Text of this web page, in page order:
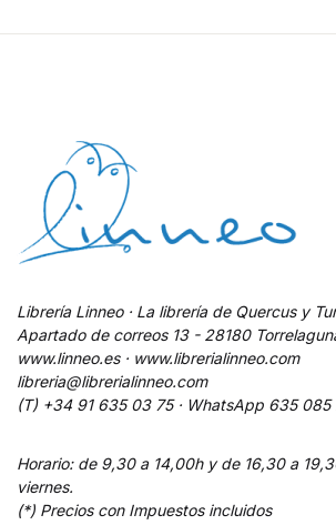
Librería Linneo · La librería de Quercus y
Apartado de correos 13 - 28180
www.linneo.es · www.librerialinneo.com
libreria@librerialinneo.com
(T) +34 91 635 03 75 · WhatsApp 635 085
Horario: de 9,30 a 14,00h y de 16,30 a
viernes.
(*) Precios con Impuestos incluidos